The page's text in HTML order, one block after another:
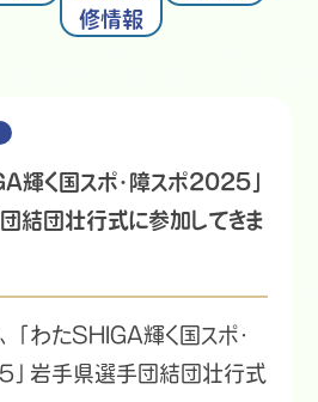
修情報
輝く国スポ・障スポ2025」
結団壮行式に参加してきま
わたSHIGA輝く国スポ・
」岩手県選手団結団壮行式